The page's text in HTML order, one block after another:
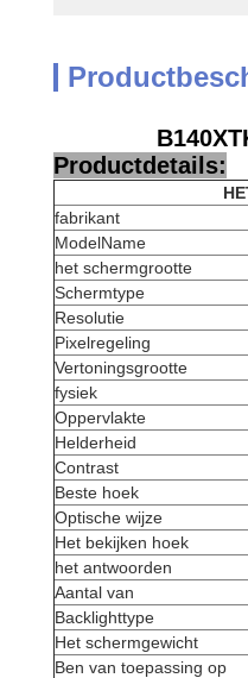
Productdetails:
fabrikant
ModelName
het schermgrootte
Schermtype
Resolutie
Pixelregeling
Vertoningsgrootte
fysiek
Oppervlakte
Helderheid
Contrast
Beste hoek
Optische wijze
Het bekijken hoek
het antwoorden
Aantal van
Backlighttype
Het schermgewicht
Ben van toepassing op